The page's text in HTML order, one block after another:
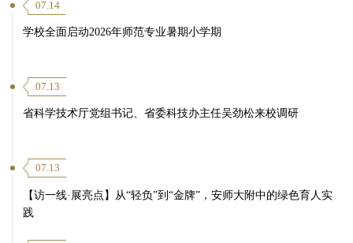
07.14
学校全面启动2026年师范专业暑期小学期
07.13
省科学技术厅党组书记、省委科技办主任吴劲松来校调研
07.13
【访一线·展亮点】从“轻负”到“金牌”，安师大附中的绿色育人实
践